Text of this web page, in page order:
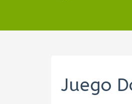
Juego